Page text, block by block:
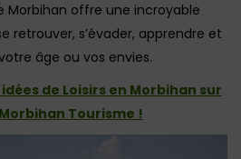
Morbihan offre une incroyable
retrouver, s’évader, apprendre et
âge ou vos envies.
de Loisirs en Morbihan sur
Tourisme !